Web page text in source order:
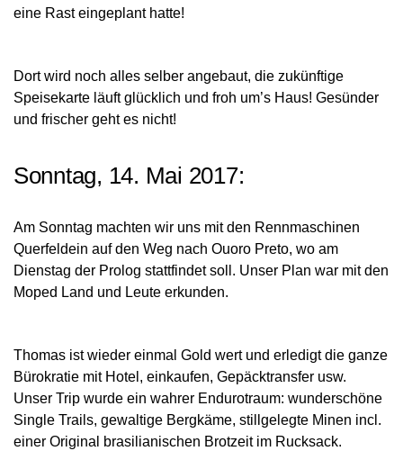
eine Rast eingeplant hatte!
Dort wird noch alles selber angebaut, die zukünftige
Speisekarte läuft glücklich und froh um’s Haus! Gesünder
und frischer geht es nicht!
Sonntag, 14. Mai 2017:
Am Sonntag machten wir uns mit den Rennmaschinen
Querfeldein auf den Weg nach Ouoro Preto, wo am
Dienstag der Prolog stattfindet soll. Unser Plan war mit den
Moped Land und Leute erkunden.
Thomas ist wieder einmal Gold wert und erledigt die ganze
Bürokratie mit Hotel, einkaufen, Gepäcktransfer usw.
Unser Trip wurde ein wahrer Endurotraum: wunderschöne
Single Trails, gewaltige Bergkäme, stillgelegte Minen incl.
einer Original brasilianischen Brotzeit im Rucksack.